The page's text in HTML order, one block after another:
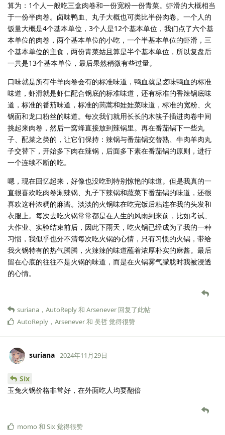
算为：1个人一般吃三盒肉卷和一份宽粉一份青菜。虾滑的大概相当
于一份半肉卷。卤味鸭血、丸子大概也可类比半份肉卷。一个人的
饭量大概是4个基本单位，3个人是12个基本单位，我们点了六个基
本单位的肉卷，两个基本单位的小吃，一个半基本单位的虾滑，三
个基本单位的主食，两份青菜姑且算是半个基本单位，所以复盘后
一共是13个基本单位，最后果然稍微有些过量。
口味就是所有牛羊肉卷会有的标准味道，鸭血就是卤味鸭血的标准
味道，虾滑就是虾仁配合锅底的标准味道，还有标准的香辣锅底味
道，标准的番茄味道，标准的茼蒿和娃娃菜味道，标准的宽粉、火
锅面和龙口粉丝的味道。每次我们就用长长的木筷子插进肉卷中间
挑起来肉卷，然后一窝蜂直接放到辣锅里。再在番茄锅下一些丸
子、配菜之类的，让它们保持：辣锅与番茄锅交替熟、牛肉羊肉丸
子交替下，开始多下肉在辣锅，后面多下素在番茄锅的原则，进行
一个连续不断的吃。
嗯，现在回忆起来，好像也没吃到特别惊艳的味道。但是我真的一
直很喜欢吃肉卷涮辣锅、丸子下辣锅和蔬菜下番茄锅的味道，还很
喜欢这种浓稠的麻酱。淡淡的火锅味在吃完饭后粘连在我的头发和
衣服上。每次去吃火锅常常都是在人生的风雨到来前，比如考试、
大作业、实验结束前后，因此下雨天，吃火锅已经成为了我的一种
习惯，我似乎也分不清每次吃火锅的心情，只有习惯的火锅，带给
我火锅特有的热气腾腾，火辣辣的味道蘸着浓厚朴实的麻酱。最后
留在心底的往往不是火锅的味道，而是在火锅雾气朦胧时我被浸透
的心情。
suriana ， AutoReply和 Arsenever 回复了此帖
AutoReply ， Arsenever和 吴哲觉得很赞
suriana 2024年11月29日
Six
玉兔火锅价格非常好，在外面吃人均要翻倍
momo 和 Six觉得很赞